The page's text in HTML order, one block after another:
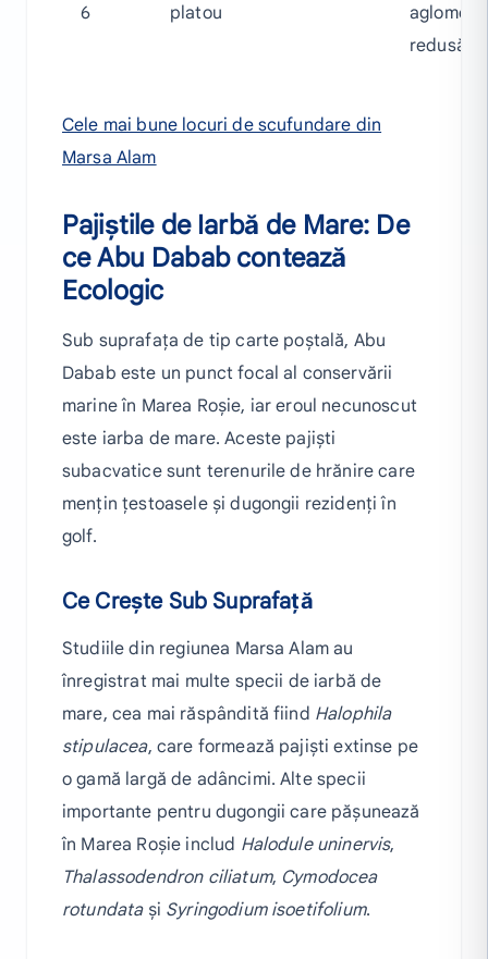
6
platou
redusă
Cele mai bune locuri de scufundare din
Marsa Alam
Pajiștile de Iarbă de Mare: De
ce Abu Dabab contează
Ecologic
Sub suprafața de tip carte poștală, Abu
Dabab este un punct focal al conservării
marine în Marea Roșie, iar eroul necunoscut
este iarba de mare. Aceste pajiști
subacvatice sunt terenurile de hrănire care
mențin țestoasele și dugongii rezidenți în
golf.
Ce Crește Sub Suprafață
Studiile din regiunea Marsa Alam au
înregistrat mai multe specii de iarbă de
mare, cea mai răspândită fiind Halophila
stipulacea, care formează pajiști extinse pe
o gamă largă de adâncimi. Alte specii
importante pentru dugongii care pășunează
în Marea Roșie includ Halodule uninervis,
Thalassodendron ciliatum, Cymodocea
rotundatași Syringodium isoetifolium.